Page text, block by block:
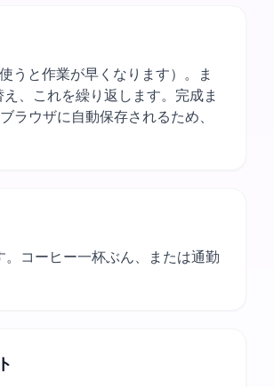
と作業が早くなります）。ま
、これを繰り返します。完成ま
ラウザに自動保存されるため、
コーヒー一杯ぶん、または通勤